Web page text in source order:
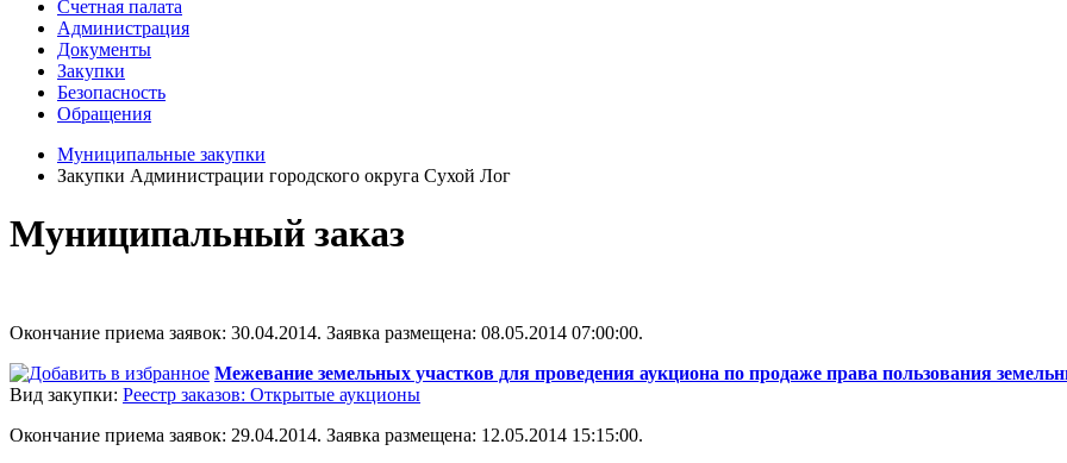
Счетная палата
Администрация
Документы
Закупки
Безопасность
Обращения
Муниципальные закупки
Закупки Администрации городского округа Сухой Лог
Муниципальный заказ
Окончание приема заявок: 30.04.2014. Заявка размещена: 08.05.2014 07:00:00.
Межевание земельных участков для проведения аукциона по продаже права пользования
Вид закупки: Реестр заказов: Открытые аукционы
Окончание приема заявок: 29.04.2014. Заявка размещена: 12.05.2014 15:15:00.